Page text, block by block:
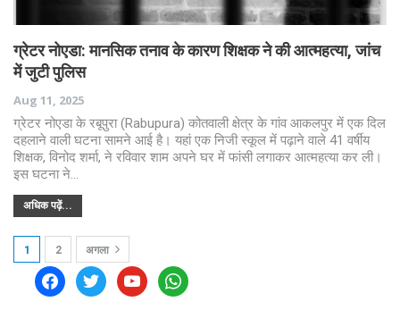
ग्रेटर नोएडा: मानसिक तनाव के कारण शिक्षक ने की आत्महत्या, जांच
में जुटी पुलिस
Aug 11, 2025
ग्रेटर नोएडा के रबूपुरा (Rabupura) कोतवाली क्षेत्र के गांव आकलपुर में एक दिल
दहलाने वाली घटना सामने आई है। यहां एक निजी स्कूल में पढ़ाने वाले 41 वर्षीय
शिक्षक, विनोद शर्मा, ने रविवार शाम अपने घर में फांसी लगाकर आत्महत्या कर ली।
इस घटना ने…
अधिक पढ़ें...
1 2 अगला
facebooktwitteryoutubewhatsapp